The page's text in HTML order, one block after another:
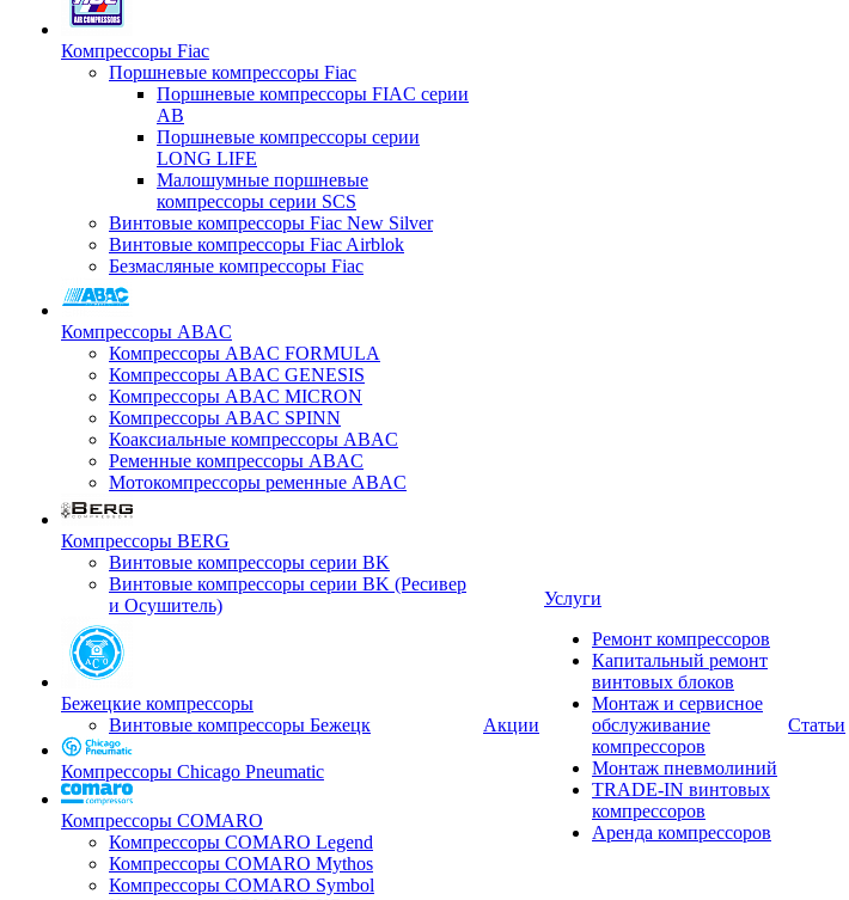
Компрессоры Fiac
Поршневые компрессоры Fiac
Поршневые компрессоры FIAC серии
AB
Поршневые компрессоры серии
LONG LIFE
Малошумные поршневые
компрессоры серии SCS
Винтовые компрессоры Fiac New Silver
Винтовые компрессоры Fiac Airblok
Безмасляные компрессоры Fiac
Компрессоры ABAC
Компрессоры ABAC FORMULA
Компрессоры ABAC GENESIS
Компрессоры ABAC MICRON
Компрессоры ABAC SPINN
Коаксиальные компрессоры ABAC
Ременные компрессоры ABAC
Мотокомпрессоры ременные ABAC
Компрессоры BERG
Винтовые компрессоры серии BK
Винтовые компрессоры серии BK (Ресивер
и Осушитель)
Бежецкие компрессоры
Винтовые компрессоры Бежецк
Компрессоры Chicago Pneumatic
Компрессоры COMARO
Компрессоры COMARO Legend
Компрессоры COMARO Mythos
Компрессоры COMARO Symbol
Акции
Услуги
Ремонт компрессоров
Капитальный ремонт
винтовых блоков
Монтаж и сервисное
обслуживание
компрессоров
Монтаж пневмолиний
TRADE-IN винтовых
компрессоров
Аренда компрессоров
Статьи